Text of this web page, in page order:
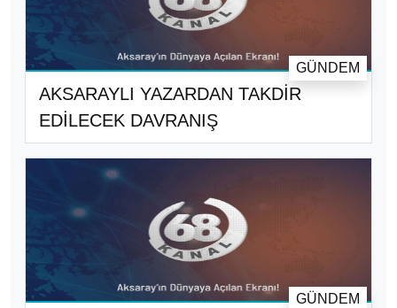
AKSARAYLI YAZARDAN TAKDİR
EDİLECEK DAVRANIŞ
GÜNDEM
GÜNDEM